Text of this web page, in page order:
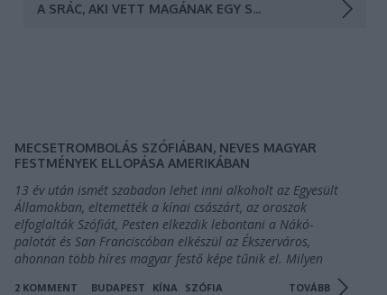
A SRÁC, AKI VETT MAGÁNAK EGY SZELLEMVÁROST
MECSETROMBOLÁS SZÓFIÁBAN, NEVES MAGYAR
FESTMÉNYEK ELLOPÁSA AMERIKÁBAN
13 év után ismét szabadon lehet inni alkoholt az Egyesült
Államokban, eltemették a kínai császárt, az oroszok
elfoglalták Szófiát, Pesten elkezdik lebontani a Nákó-
palotát és San Franciscóban elkészül az Ékszerváros,
ahonnan több híres magyar festő képe tűnik el. Milyen
2 KOMMENT BUDAPEST KÍNA SZÓFIA TOVÁBB